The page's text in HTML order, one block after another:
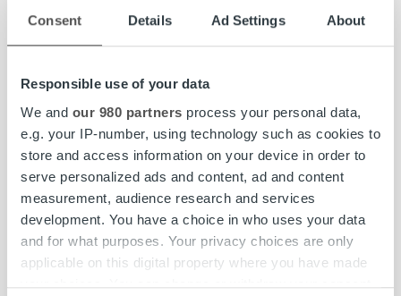
Consent Details Ad Settings About
Responsible use of your data
We and our 980 partners process your personal data,
e.g. your IP-number, using technology such as cookies to
store and access information on your device in order to
serve personalized ads and content, ad and content
measurement, audience research and services
development. You have a choice in who uses your data
and for what purposes. Your privacy choices are only
applicable on this digital property where you have made
your choices. You can change or withdraw your consent
artti.aurasmaa@ropocapital.fi
Ropo Capital on johtava kotimainen laskun elinkaari- ja
rahoituspalveluiden tarjoaja Suomessa. Kilpailemme
markkinoilla teknologisena edelläkävijänä –
toimintamallimme pohjautuu digitalisaation etuihin ja
vahvaan automaatioon. Työllistämme n. 170 talouden
ammattilaista ja kuukausittain yli 8 000 suomalaisyritystä